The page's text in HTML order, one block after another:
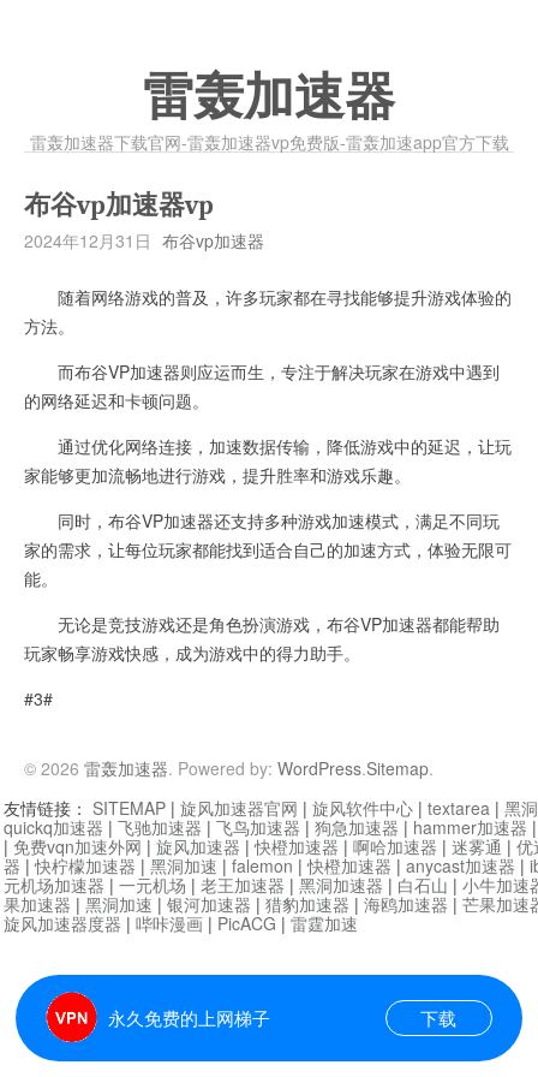
雷轰加速器
雷轰加速器下载官网-雷轰加速器vp免费版-雷轰加速app官方下载
布谷vp加速器vp
2024年12月31日 布谷vp加速器
随着网络游戏的普及，许多玩家都在寻找能够提升游戏体验的
方法。
而布谷VP加速器则应运而生，专注于解决玩家在游戏中遇到
的网络延迟和卡顿问题。
通过优化网络连接，加速数据传输，降低游戏中的延迟，让玩
家能够更加流畅地进行游戏，提升胜率和游戏乐趣。
同时，布谷VP加速器还支持多种游戏加速模式，满足不同玩
家的需求，让每位玩家都能找到适合自己的加速方式，体验无限可
能。
无论是竞技游戏还是角色扮演游戏，布谷VP加速器都能帮助
玩家畅享游戏快感，成为游戏中的得力助手。
#3#
© 2026 雷轰加速器. Powered by: WordPress.Sitemap.
永久免费的上网梯子 下载
友情链接： SITEMAP | 旋风加速器官网 | 旋风软件中心 | textarea | 黑
quickq加速器 | 飞驰加速器 | 飞鸟加速器 | 狗急加速器 | hammer加速器
| 免费vqn加速外网 | 旋风加速器 |快橙加速器 | 啊哈加速器 | 迷雾通 | 优
器 |快柠檬加速器 | 黑洞加速 | falemon |快橙加速器 | anycast加速器 |
元机场加速器 | 一元机场 | 老王加速器 | 黑洞加速器 | 白石山 | 小牛加速
果加速器 | 黑洞加速 | 银河加速器 | 猎豹加速器 | 海鸥加速器 | 芒果加速
旋风加速器度器 | 哔咔漫画 | PicACG | 雷霆加速